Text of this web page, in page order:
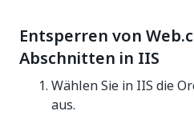
Entsperren von
Abschnitten in IIS
Wählen Sie in IIS die
aus.